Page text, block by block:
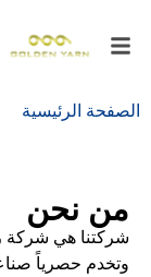
الصفحة الرئيسية
من نحن
شركتنا هي شركة
وتخدم حصرياً